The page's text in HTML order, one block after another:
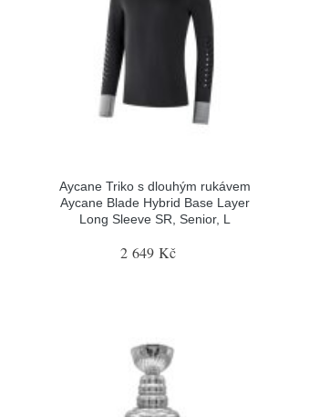
Aycane Triko s dlouhým rukávem
Aycane Blade Hybrid Base Layer
Long Sleeve SR, Senior, L
2 649 Kč